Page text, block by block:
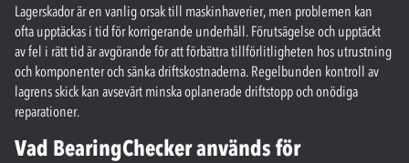
Lagerskador är en vanlig orsak till maskinhaverier, men problemen kan
ofta upptäckas i tid för korrigerande underhåll. Förutsägelse och upptäckt
av fel i rätt tid är avgörande för att förbättra tillförlitligheten hos utrustning
och komponenter och sänka driftskostnaderna. Regelbunden kontroll av
lagrens skick kan avsevärt minska oplanerade driftstopp och onödiga
reparationer.
Vad BearingChecker används för